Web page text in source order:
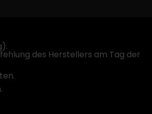
des Herstellers am Tag der